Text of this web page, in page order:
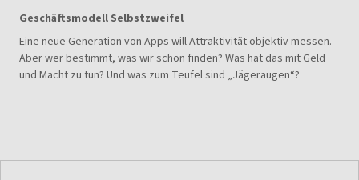
Geschäftsmodell Selbstzweifel
Eine neue Generation von Apps will Attraktivität objektiv messen.
Aber wer bestimmt, was wir schön finden? Was hat das mit Geld
und Macht zu tun? Und was zum Teufel sind „Jägeraugen“?